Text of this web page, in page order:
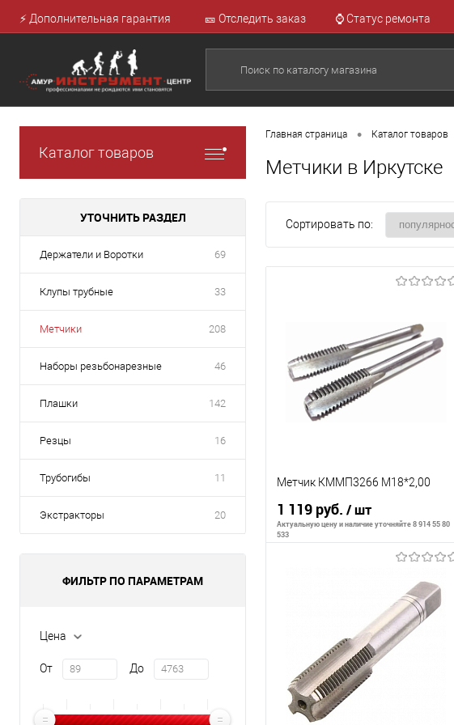
⚡ Дополнительная гарантия 🎫 Отследить заказ ⌚ Статус ремонта
Каталог товаров
УТОЧНИТЬ РАЗДЕЛ
Держатели и Воротки 69
Клупы трубные 33
Метчики 208
Наборы резьбонарезные 46
Плашки 142
Резцы 16
Трубогибы 11
Экстракторы 20
ФИЛЬТР ПО ПАРАМЕТРАМ
Цена
От До
Главная страница • Каталог товаров
Метчики в Иркутске
Сортировать по:
Метчик КММП3266 М18*2,00
1 119 руб. / шт
Актуальную цену и наличие уточняйте 8 914 55 80
533
В корзину
К сравнению
В избранное